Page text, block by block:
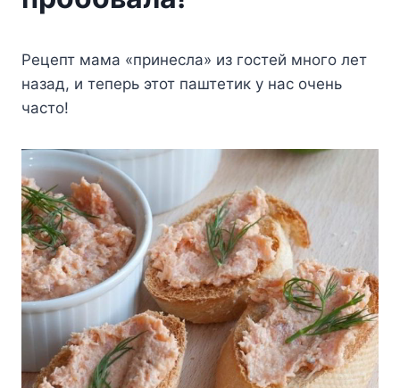
Рецепт мама «принесла» из гостей много лет
назад, и теперь этот паштетик у нас очень
часто!